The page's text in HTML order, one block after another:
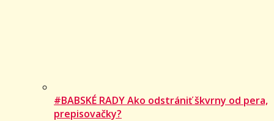
#BABSKÉ RADY Ako odstrániť škvrny od pera,
prepisovačky?